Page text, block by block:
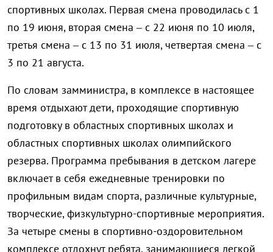
спортивных школах. Первая смена проводилась с 1
по 19 июня, вторая смена – с 22 июня по 10 июля,
третья смена – с 13 по 31 июля, четвертая смена – с
3 по 21 августа.
По словам замминистра, в комплексе в настоящее
время отдыхают дети, проходящие спортивную
подготовку в областных спортивных школах и
областных спортивных школах олимпийского
резерва. Программа пребывания в детском лагере
включает в себя ежедневные тренировки по
профильным видам спорта, различные культурные,
творческие, физкультурно-спортивные мероприятия.
За четыре смены в спортивно-оздоровительном
комплексе отдохнут ребята, занимающиеся легкой